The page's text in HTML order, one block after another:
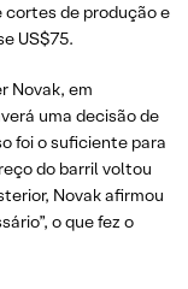
de produção e
US$75.
Novak, em
uma decisão de
foi o suficiente para
do barril voltou
Novak afirmou
o que fez o